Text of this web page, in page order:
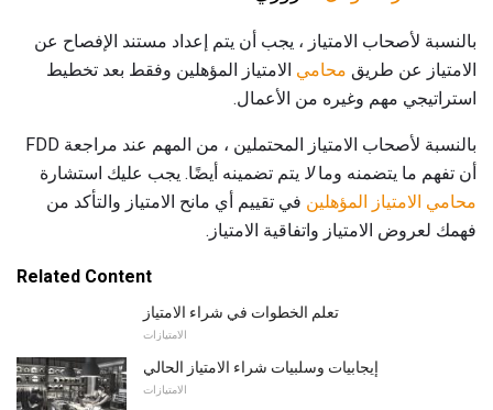
بالنسبة لأصحاب الامتياز ، يجب أن يتم إعداد مستند الإفصاح عن
الامتياز عن طريق محامي الامتياز المؤهلين وفقط بعد تخطيط
استراتيجي مهم وغيره من الأعمال.
بالنسبة لأصحاب الامتياز المحتملين ، من المهم عند مراجعة FDD
أن تفهم ما يتضمنه ومالا يتم تضمينه أيضًا. يجب عليك استشارة
محامي الامتياز المؤهلين في تقييم أي مانح الامتياز والتأكد من
فهمك لعروض الامتياز واتفاقية الامتياز.
Related Content
تعلم الخطوات في شراء الامتياز
الامتيازات
إيجابيات وسلبيات شراء الامتياز الحالي
الامتيازات